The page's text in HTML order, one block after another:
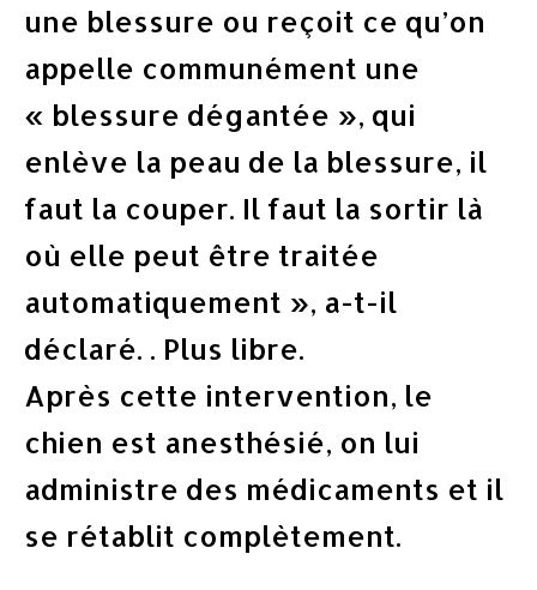
une blessure ou reçoit ce qu’on
appelle communément une
« blessure dégantée », qui
enlève la peau de la blessure, il
faut la couper. Il faut la sortir là
où elle peut être traitée
automatiquement », a-t-il
déclaré. . Plus libre.
Après cette intervention, le
chien est anesthésié, on lui
administre des médicaments et il
se rétablit complètement.